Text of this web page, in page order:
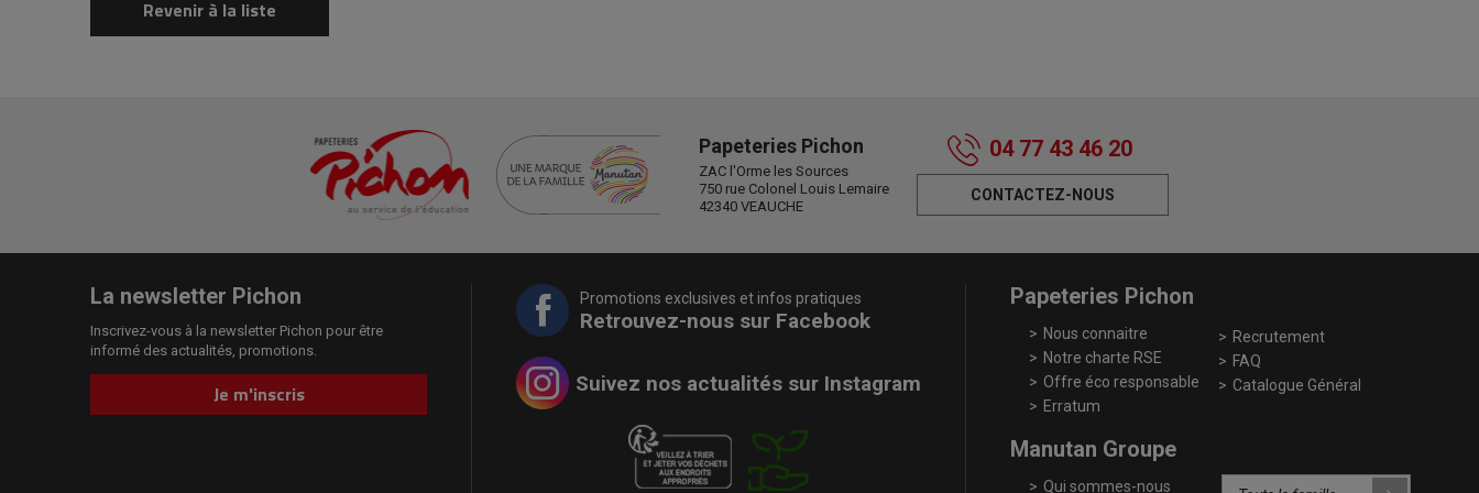
Revenir à la liste
Papeteries Pichon
ZAC l'Orme les Sources
750 rue Colonel Louis Lemaire
42340 VEAUCHE
04 77 43 46 20
CONTACTEZ-NOUS
La newsletter Pichon
Inscrivez-vous à la newsletter Pichon pour être
informé des actualités, promotions.
Je m'inscris
Promotions exclusives et infos pratiques
Retrouvez-nous sur Facebook
Suivez nos actualités sur Instagram
Papeteries Pichon
Nous connaitre
Notre charte RSE
Offre éco responsable
Erratum
Recrutement
FAQ
Catalogue Général
Manutan Groupe
Qui sommes-nous